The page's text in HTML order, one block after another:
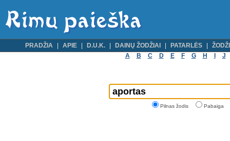
PRADŽIA APIE D.U.K. DAINŲ ŽODŽIAI PATARLĖS
A
B C D E F G H J
Pilnas žodis Pabaiga